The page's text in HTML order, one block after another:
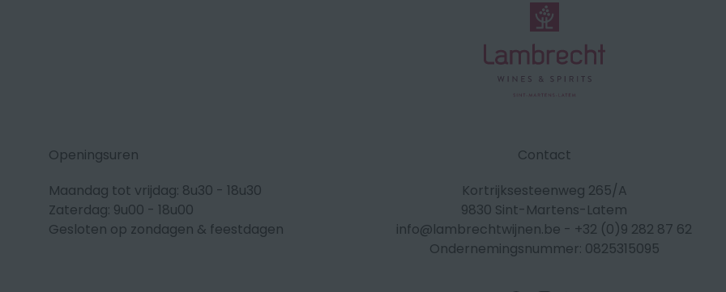
Openingsuren
Maandag tot vrijdag: 8u30 - 18u30
Zaterdag: 9u00 - 18u00
Gesloten op zondagen & feestdagen
Contact
Kortrijksesteenweg 265/A
9830 Sint-Martens-Latem
info@lambrechtwijnen.be - +32 (0)9 282 87 62
Ondernemingsnummer: 0825315095